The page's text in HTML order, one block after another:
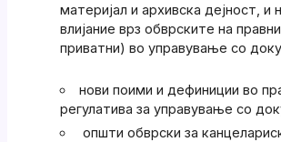
материјал и архивска дејност, и
влијание врз обврските на
приватни) во управување со
нови поими и дефиниции во
регулатива за управување со
општи обврски за